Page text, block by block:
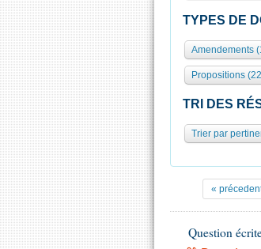
TYPES DE
Amendements
Propositions
TRI DES
Trier par
«
Question